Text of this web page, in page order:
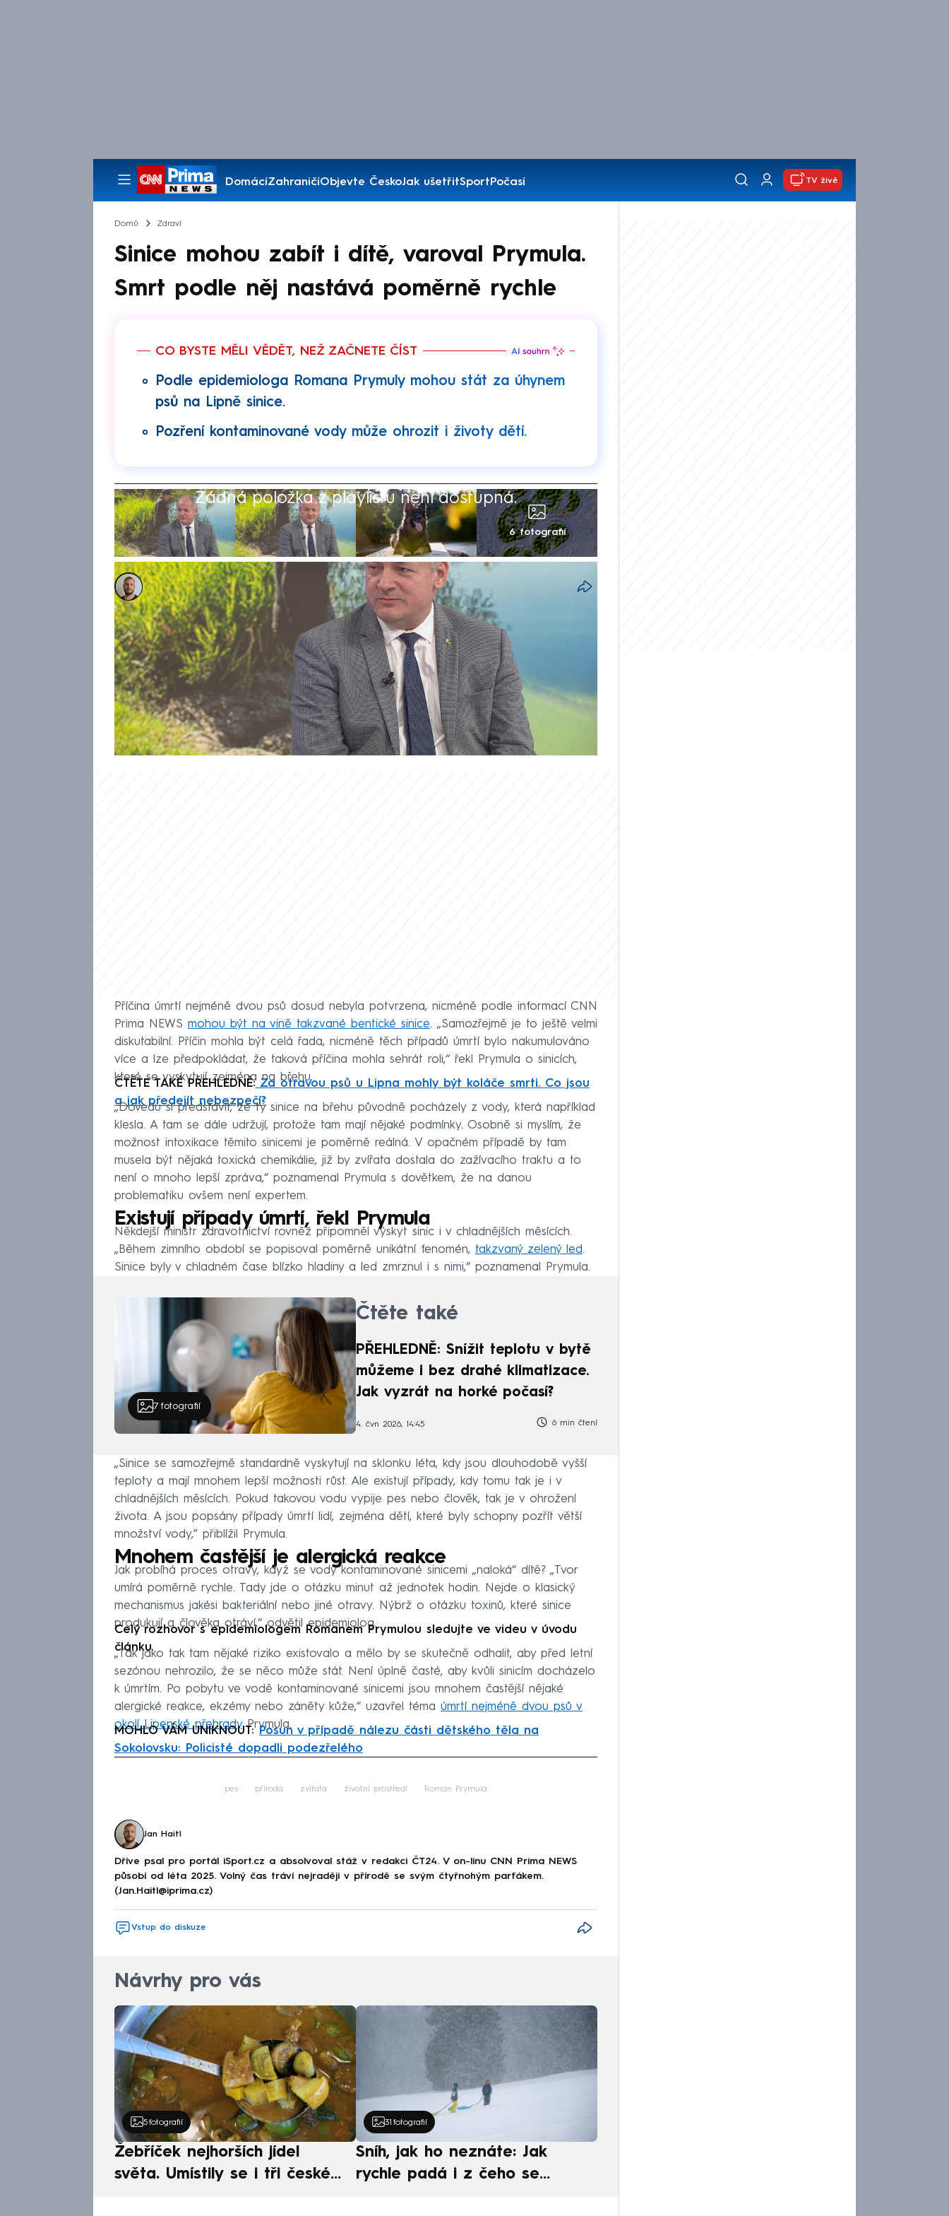
DomácíZahraničíObjevte ČeskoJak ušetřitSportPočasí
Pořady
TV živě
Domů Zdraví
Sinice mohou zabít i dítě, varoval Prymula.
Smrt podle něj nastává poměrně rychle
CO BYSTE MĚLI VĚDĚT, NEŽ ZAČNETE ČÍST
Podle epidemiologa Romana Prymuly mohou stát za úhynem
psů na Lipně sinice.
Pozření kontaminované vody může ohrozit i životy dětí.
Žádná položka z playlistu není dostupná.
6 fotografií
Jan Haitl
5. čvn 2026, 07:20
Za úmrtím nejméně dvou psů v okolí Lipenské přehrady mohou podle
epidemiologa Romana Prymuly skutečně stát sinice. Nebezpečí ale
hrozí i dětem. „Pokud takovou vodu vypije pes nebo i člověk, tak je v
ohrožení života. Jsou popsány i případy úmrtí lidí, zejména dětí, které
byly schopny pozřít větší množství vody,“ popsal Prymula v pořadu
Nový den ve studiu CNN Prima NEWS. Smrt pak podle něj nastává v
rámci minut až jednotek hodin.
Příčina úmrtí nejméně dvou psů dosud nebyla potvrzena, nicméně podle informací CNN
Prima NEWS mohou být na vině takzvané bentické sinice. „Samozřejmě je to ještě velmi
diskutabilní. Příčin mohla být celá řada, nicméně těch případů úmrtí bylo nakumulováno
více a lze předpokládat, že taková příčina mohla sehrát roli,“ řekl Prymula o sinicích,
které se vyskytují zejména na břehu.
ČTĚTE TAKÉ PŘEHLEDNĚ:Za otravou psů u Lipna mohly být koláče smrti. Co jsou
a jak předejít nebezpečí?
„Dovedu si představit, že ty sinice na břehu původně pocházely z vody, která například
klesla. A tam se dále udržují, protože tam mají nějaké podmínky. Osobně si myslím, že
možnost intoxikace těmito sinicemi je poměrně reálná. V opačném případě by tam
musela být nějaká toxická chemikálie, již by zvířata dostala do zažívacího traktu a to
není o mnoho lepší zpráva,“ poznamenal Prymula s dovětkem, že na danou
problematiku ovšem není expertem.
Existují případy úmrtí, řekl Prymula
Někdejší ministr zdravotnictví rovněž připomněl výskyt sinic i v chladnějších měsících.
„Během zimního období se popisoval poměrně unikátní fenomén, takzvaný zelený led.
Sinice byly v chladném čase blízko hladiny a led zmrznul i s nimi,“ poznamenal Prymula.
7 fotografií
Čtěte také
PŘEHLEDNĚ: Snížit teplotu v bytě
můžeme i bez drahé klimatizace.
Jak vyzrát na horké počasí?
4. čvn 2026, 14:45 6 min čtení
„Sinice se samozřejmě standardně vyskytují na sklonku léta, kdy jsou dlouhodobě vyšší
teploty a mají mnohem lepší možnosti růst. Ale existují případy, kdy tomu tak je i v
chladnějších měsících. Pokud takovou vodu vypije pes nebo člověk, tak je v ohrožení
života. A jsou popsány případy úmrtí lidí, zejména dětí, které byly schopny pozřít větší
množství vody,” přiblížil Prymula.
Mnohem častější je alergická reakce
Jak probíhá proces otravy, když se vody kontaminované sinicemi „naloká“ dítě? „Tvor
umírá poměrně rychle. Tady jde o otázku minut až jednotek hodin. Nejde o klasický
mechanismus jakési bakteriální nebo jiné otravy. Nýbrž o otázku toxinů, které sinice
produkují a člověka otráví,“ odvětil epidemiolog.
Celý rozhovor s epidemiologem Romanem Prymulou sledujte ve videu v úvodu
článku.
„Tak jako tak tam nějaké riziko existovalo a mělo by se skutečně odhalit, aby před letní
sezónou nehrozilo, že se něco může stát. Není úplně časté, aby kvůli sinicím docházelo
k úmrtím. Po pobytu ve vodě kontaminované sinicemi jsou mnohem častější nějaké
alergické reakce, ekzémy nebo záněty kůže,“ uzavřel téma úmrtí nejméně dvou psů v
okolí Lipenské přehradyPrymula.
MOHLO VÁM UNIKNOUT: Posun v případě nálezu části dětského těla na
Sokolovsku: Policisté dopadli podezřelého
pes příroda zvířata životní prostředí Roman Prymula
Jan Haitl
Dříve psal pro portál iSport.cz a absolvoval stáž v redakci ČT24. V on-linu CNN Prima NEWS
působí od léta 2025. Volný čas tráví nejraději v přírodě se svým čtyřnohým parťákem.
(Jan.Haitl@iprima.cz)
Vstup do diskuze
Návrhy pro vás
5 fotografií
Žebříček nejhorších jídel
světa. Umístily se i tři české
31 fotografií
Sníh, jak ho neznáte: Jak
rychle padá i z čeho se